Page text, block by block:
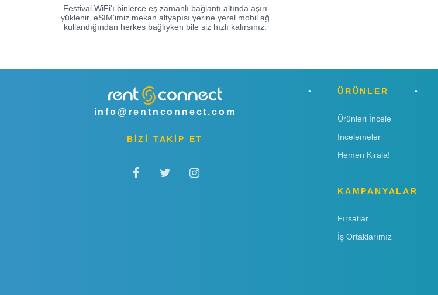
Festival WiFi'ı binlerce eş zamanlı bağlantı altında aşırı
yüklenir. eSIM'imiz mekan altyapısı yerine yerel mobil ağ
kullandığından herkes bağlıyken bile siz hızlı kalırsınız.
info@rentnconnect.com
BİZİ TAKİP ET
ÜRÜNLER
Ürünleri İncele
İncelemeler
Hemen Kirala!
KAMPANYALAR
Fırsatlar
İş Ortaklarımız